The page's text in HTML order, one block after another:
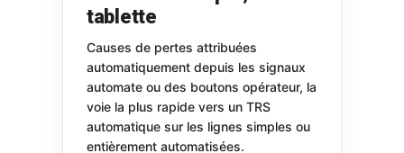
tablette
Causes de pertes attribuées
automatiquement depuis les signaux
automate ou des boutons opérateur, la
voie la plus rapide vers un TRS
automatique sur les lignes simples ou
entièrement automatisées.